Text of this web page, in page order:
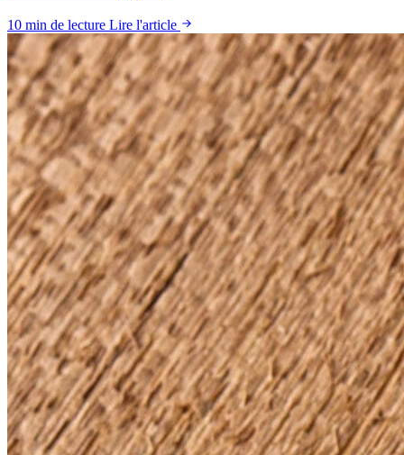
10 min de lecture Lire l'article